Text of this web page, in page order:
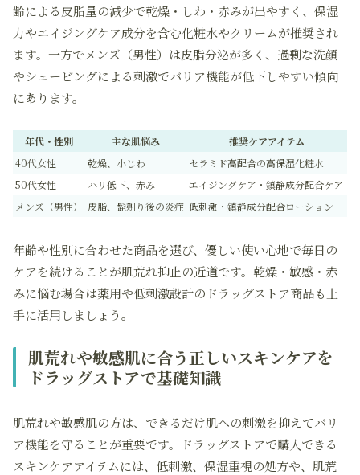
齢による皮脂量の減少で乾燥・しわ・赤みが出やすく、保湿
力やエイジングケア成分を含む化粧水やクリームが推奨され
ます。一方でメンズ（男性）は皮脂分泌が多く、過剰な洗顔
やシェービングによる刺激でバリア機能が低下しやすい傾向
にあります。
年代・性別 主な肌悩み
推奨ケアアイテム
40代女性
乾燥、小じわ
セラミド高配合の高保湿化粧水
50代女性
ハリ低下、赤み
エイジングケア・鎮静成分配合ケア
メンズ（男性）
皮脂、髭剃り後の炎症 低刺激・鎮静成分配合ローション
年齢や性別に合わせた商品を選び、優しい使い心地で毎日の
ケアを続けることが肌荒れ抑止の近道です。乾燥・敏感・赤
みに悩む場合は薬用や低刺激設計のドラッグストア商品も上
手に活用しましょう。
肌荒れや敏感肌に合う正しいスキンケアを
ドラッグストアで基礎知識
肌荒れや敏感肌の方は、できるだけ肌への刺激を抑えてバリ
ア機能を守ることが重要です。ドラッグストアで購入できる
スキンケアアイテムには、低刺激、保湿重視の処方や、肌荒